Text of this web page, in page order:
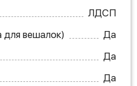
ЛДСП
для вешалок)
Да
Да
Да